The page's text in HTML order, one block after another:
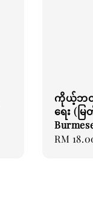
ကိုယ့်ဘဝ
ရေး (မ
Regular
RM